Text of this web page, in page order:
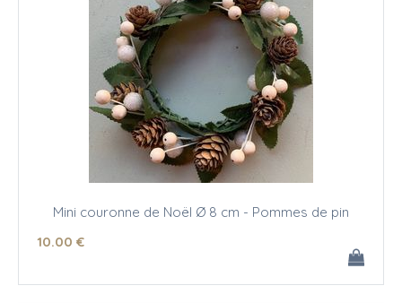
Mini couronne de Noël Ø 8 cm - Pommes de pin
10.00 €